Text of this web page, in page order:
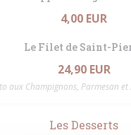
4,00 EUR
Le Filet de Saint-
24,90 EUR
aux Champignons, Parmesan
Les Desserts